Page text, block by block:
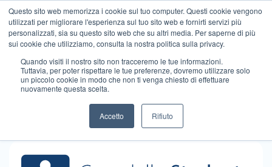
Questo sito web memorizza i cookie sul tuo computer. Questi cookie vengono
utilizzati per migliorare l'esperienza sul tuo sito web e fornirti servizi più
personalizzati, sia su questo sito web che su altri media. Per saperne di più
sui cookie che utilizziamo, consulta la nostra politica sulla privacy.
Quando visiti il ​​nostro sito non tracceremo le tue informazioni.
Tuttavia, per poter rispettare le tue preferenze, dovremo utilizzare solo
un piccolo cookie in modo che non ti venga chiesto di effettuare
nuovamente questa scelta.
Accetto Rifiuto